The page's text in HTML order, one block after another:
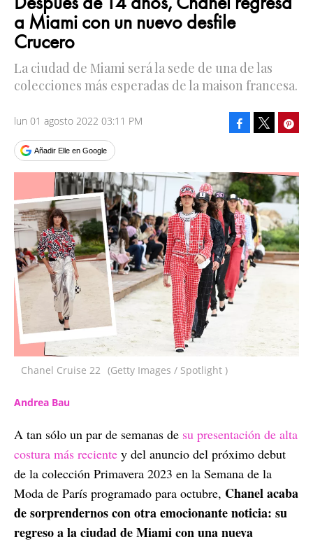
a Miami con un nuevo desfile
Crucero
La ciudad de Miami será la sede de una de las
colecciones más esperadas de la maison francesa.
lun 01 agosto 2022 03:11 PM
Añadir Elle en Google
Facebook
Chanel Cruise 22 (Getty Images / Spotlight )
Andrea Bau
A tan sólo un par de semanas de su presentación de alta
costura más reciente y del anuncio del próximo debut
de la colección Primavera 2023 en la Semana de la
Moda de París programado para octubre, Chanel acaba
de sorprendernos con otra emocionante noticia: su
regreso a la ciudad de Miami con una nueva